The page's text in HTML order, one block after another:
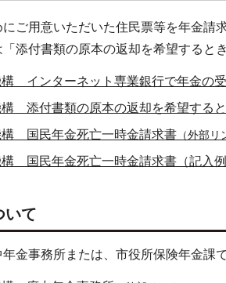
ご用意いただいた住民票等を年金請
添付書類の原本の返却を希望すると
構 インターネット専業銀行で年金の
構 添付書類の原本の返却を希望する
構 国民年金死亡一時金請求書 （外部リ
構 国民年金死亡一時金請求書（記入例
いて
金事務所または、市役所保険年金課で